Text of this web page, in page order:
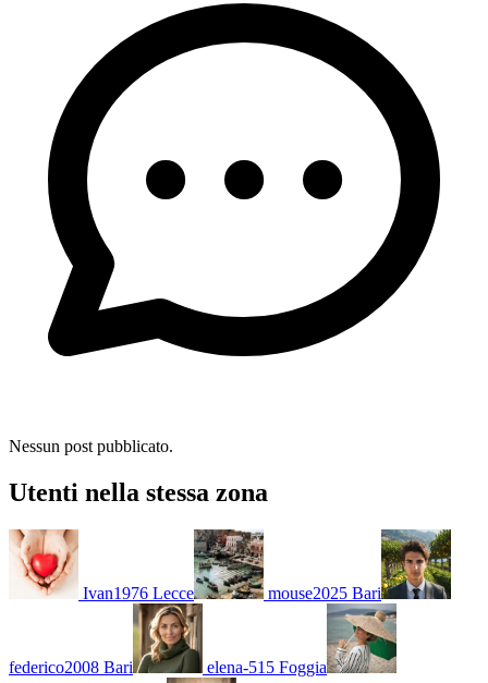
Nessun post pubblicato.
Utenti nella stessa zona
Ivan1976 Lecce mouse2025 Bari
federico2008 Bari elena-515 Foggia